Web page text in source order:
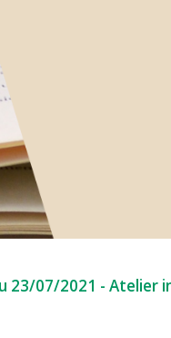
23/07/2021 - Atelier